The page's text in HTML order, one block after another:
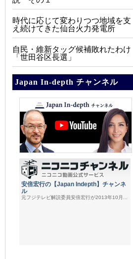
時代に応じて変わりつつ地域を支
え続けてきた仙台火力発電所
自民・維新タッグ候補敗れたわけ
「世田谷区長選」
Japan In-depth チャンネル